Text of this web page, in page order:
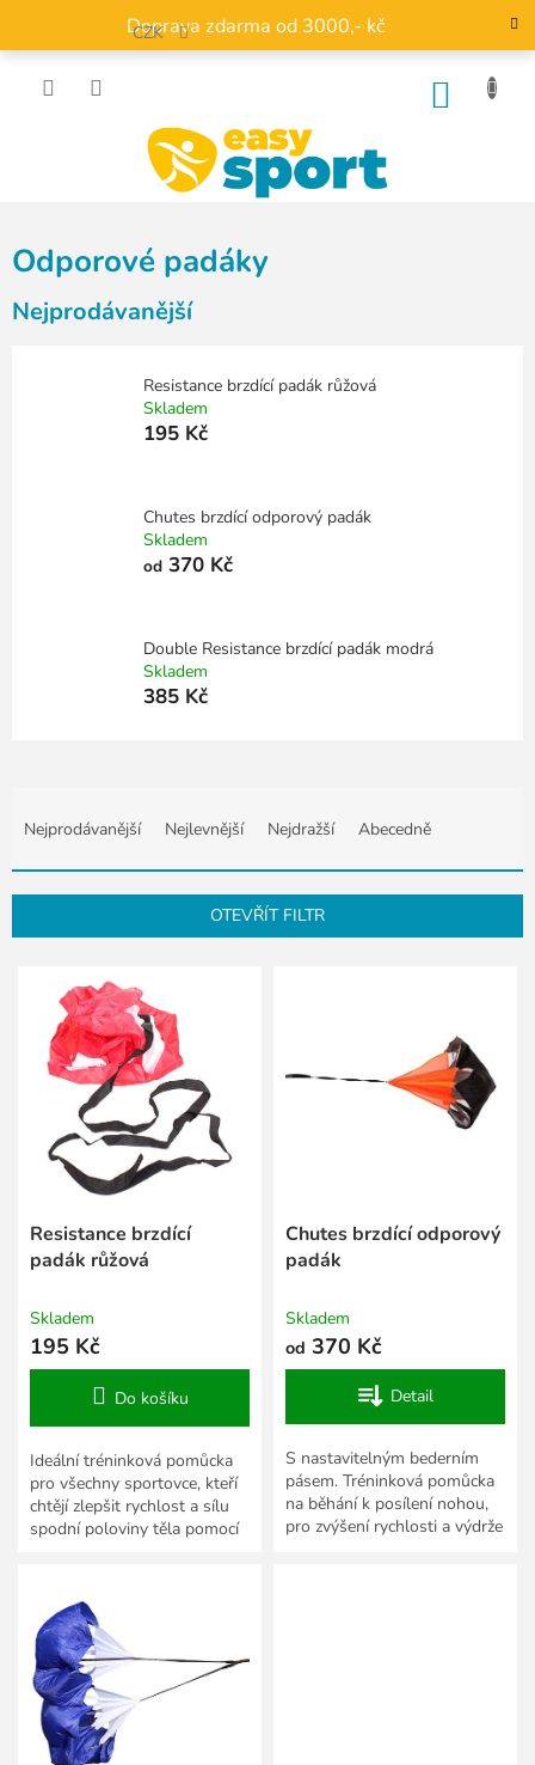
obsah
Doprava zdarma od 3000,- kč
CZK
Odporové padáky
Nejprodávanější
Resistance brzdící padák růžová
Skladem
195 Kč
Chutes brzdící odporový padák
Skladem
od 370 Kč
Double Resistance brzdící padák modrá
Skladem
385 Kč
e
n
í
Nejprodávanější Nejlevnější Nejdražší Abecedně
OTEVŘÍT FILTR
Resistance brzdící
padák růžová
Skladem
195 Kč
Do košíku
Ideální tréninková pomůcka
pro všechny sportovce, kteří
chtějí zlepšit rychlost a sílu
spodní poloviny těla pomocí
Chutes brzdící odporový
padák
Skladem
od 370 Kč
Detail
S nastavitelným bederním
pásem. Tréninková pomůcka
na běhání k posílení nohou,
pro zvýšení rychlosti a výdrže